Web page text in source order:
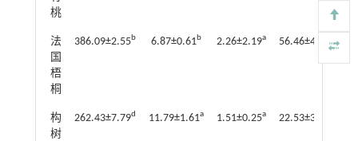
桃
法
国
梧
桐
386.09±2.55b 6.87±0.61b 2.26±2.19a 56.46±4.91
构
树
262.43±7.79d 11.79±1.61a 1.51±0.25a 22.53±3.00